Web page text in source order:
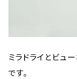
ミラドライとビュ
です。